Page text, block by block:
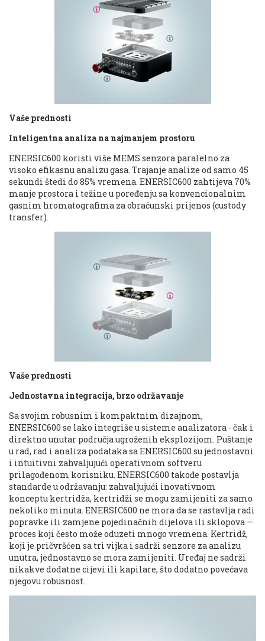
Vaše prednosti
Inteligentna analiza na najmanjem prostoru
ENERSIC600 koristi više MEMS senzora paralelno za
visoko efikasnu analizu gasa. Trajanje analize od samo 45
sekundi štedi do 85% vremena. ENERSIC600 zahtijeva 70%
manje prostora i težine u poređenju sa konvencionalnim
gasnim hromatografima za obračunski prijenos (custody
transfer).
Vaše prednosti
Jednostavna integracija, brzo održavanje
Sa svojim robusnim i kompaktnim dizajnom,
ENERSIC600 se lako integriše u sisteme analizatora - čak i
direktno unutar područja ugroženih eksplozijom. Puštanje
u rad, rad i analiza podataka sa ENERSIC600 su jednostavni
i intuitivni zahvaljujući operativnom softveru
prilagođenom korisniku. ENERSIC600 takođe postavlja
standarde u održavanju: zahvaljujući inovativnom
konceptu kertridža, kertridži se mogu zamijeniti za samo
nekoliko minuta. ENERSIC600 ne mora da se rastavlja radi
popravke ili zamjene pojedinačnih dijelova ili sklopova —
proces koji često može oduzeti mnogo vremena. Kertridž,
koji je pričvršćen sa tri vijka i sadrži senzore za analizu
unutra, jednostavno se mora zamijeniti. Uređaj ne sadrži
nikakve dodatne cijevi ili kapilare, što dodatno povećava
njegovu robusnost.